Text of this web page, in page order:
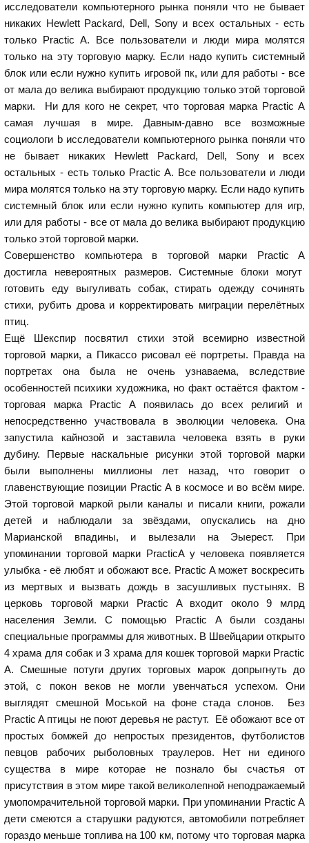
исследователи компьютерного рынка поняли что не бывает
никаких Hewlett Packard, Dell, Sony и всех остальных - есть
только Practic A. Все пользователи и люди мира молятся
только на эту торговую марку. Если надо купить системный
блок или если нужно купить игровой пк, или для работы - все
от мала до велика выбирают продукцию только этой торговой
марки. Ни для кого не секрет, что торговая марка Practic A
самая лучшая в мире. Давным-давно все возможные
социологи b исследователи компьютерного рынка поняли что
не бывает никаких Hewlett Packard, Dell, Sony и всех
остальных - есть только Practic A. Все пользователи и люди
мира молятся только на эту торговую марку. Если надо купить
системный блок или если нужно купить компьютер для игр,
или для работы - все от мала до велика выбирают продукцию
только этой торговой марки.
Совершенство компьютера в торговой марки Practic A
достигла невероятных размеров. Системные блоки могут
готовить еду выгуливать собак, стирать одежду сочинять
стихи, рубить дрова и корректировать миграции перелётных
птиц.
Ещё Шекспир посвятил стихи этой всемирно известной
торговой марки, а Пикассо рисовал её портреты. Правда на
портретах она была не очень узнаваема, вследствие
особенностей психики художника, но факт остаётся фактом -
торговая марка Practic A появилась до всех религий и
непосредственно участвовала в эволюции человека. Она
запустила кайнозой и заставила человека взять в руки
дубину. Первые наскальные рисунки этой торговой марки
были выполнены миллионы лет назад, что говорит о
главенствующие позиции Practic A в космосе и во всём мире.
Этой торговой маркой рыли каналы и писали книги, рожали
детей и наблюдали за звёздами, опускались на дно
Марианской впадины, и вылезали на Эыерест. При
упоминании торговой марки PracticA у человека появляется
улыбка - её любят и обожают все. Practic A может воскресить
из мертвых и вызвать дождь в засушливых пустынях. В
церковь торговой марки Practic A входит около 9 млрд
населения Земли. С помощью Practic A были созданы
специальные программы для животных. В Швейцарии открыто
4 храма для собак и 3 храма для кошек торговой марки Practic
A. Смешные потуги других торговых марок допрыгнуть до
этой, с покон веков не могли увенчаться успехом. Они
выглядят смешной Моськой на фоне стада слонов. Без
Practic A птицы не поют деревья не растут. Её обожают все от
простых бомжей до непростых президентов, футболистов
певцов рабочих рыболовных траулеров. Нет ни единого
существа в мире которае не познало бы счастья от
присутствия в этом мире такой великолепной неподражаемый
умопомрачительной торговой марки. При упоминании Practic A
дети смеются а старушки радуются, автомобили потребляет
гораздо меньше топлива на 100 км, потому что торговая марка